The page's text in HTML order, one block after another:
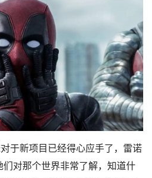
于新项目已经得心应手了，雷诺
们对那个世界非常了解，知道什